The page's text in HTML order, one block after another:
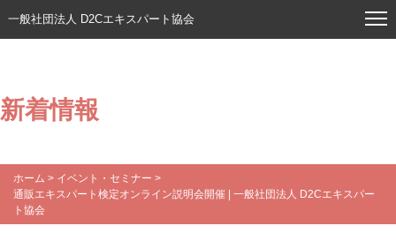
一般社団法人 D2Cエキスパート協会
新着情報
ホーム > イベント・セミナー >
通販エキスパート検定オンライン説明会開催 | 一般社団法人 D2Cエキスパー
ト協会